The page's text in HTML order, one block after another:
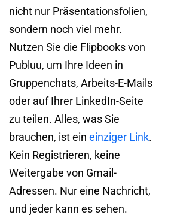
nicht nur Präsentationsfolien,
sondern noch viel mehr.
Nutzen Sie die Flipbooks von
Publuu, um Ihre Ideen in
Gruppenchats, Arbeits-E-Mails
oder auf Ihrer LinkedIn-Seite
zu teilen. Alles, was Sie
brauchen, ist ein einziger Link.
Kein Registrieren, keine
Weitergabe von Gmail-
Adressen. Nur eine Nachricht,
und jeder kann es sehen.